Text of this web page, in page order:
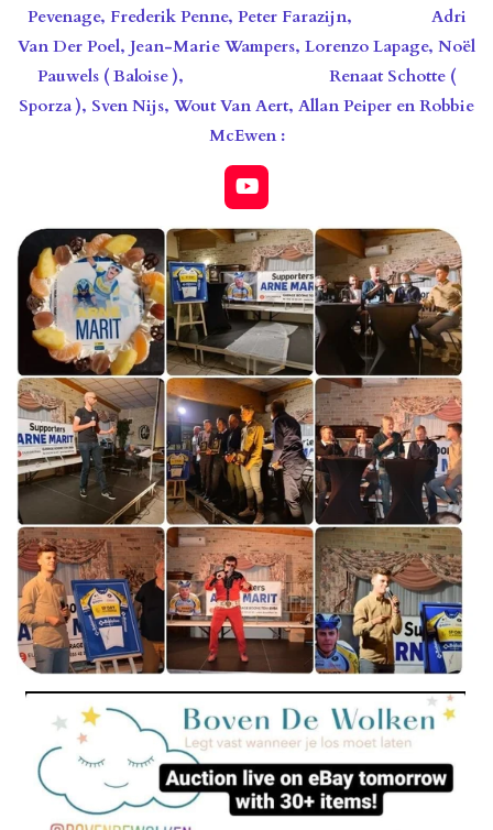
Pevenage, Frederik Penne, Peter Farazijn, Adri
Van Der Poel, Jean-Marie Wampers, Lorenzo Lapage, Noël
Pauwels ( Baloise ), Renaat Schotte (
Sporza ), Sven Nijs, Wout Van Aert, Allan Peiper en Robbie
McEwen :
Y
o
u
T
u
b
e